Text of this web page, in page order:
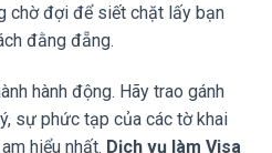
chờ đợi để siết chặt lấy bạn
đằng đẵng.
hành động. Hãy trao gánh
sự phức tạp của các tờ khai
hiểu nhất. Dịch vụ làm Visa